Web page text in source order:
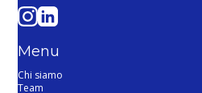
Menu
Chi siamo
Team